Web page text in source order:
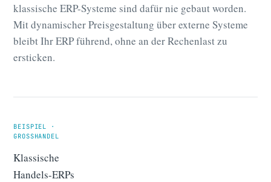
klassische ERP-Systeme sind dafür nie gebaut worden.
Mit dynamischer Preisgestaltung über externe Systeme
bleibt Ihr ERP führend, ohne an der Rechenlast zu
ersticken.
BEISPIEL ·
GROSSHANDEL
Klassische
Handels-ERPs